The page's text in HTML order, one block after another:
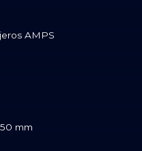
AMPS
mm